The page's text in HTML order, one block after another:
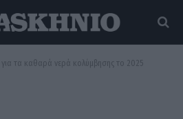
τα καθαρά νερά κολύμβησης το 2025